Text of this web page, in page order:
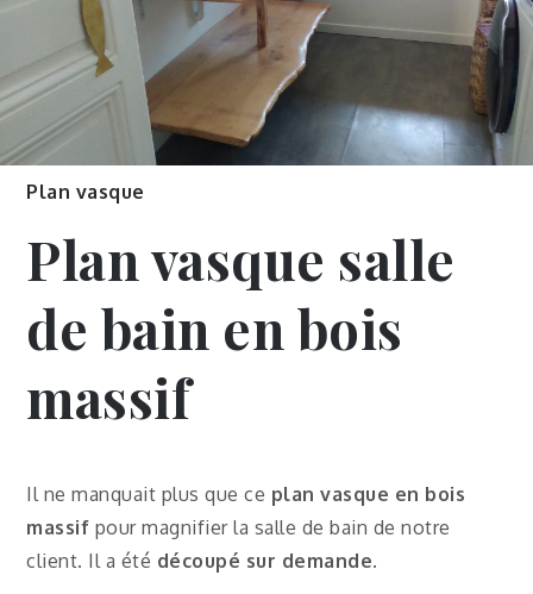
Plan vasque
Plan vasque salle
de bain en bois
massif
Il ne manquait plus que ce plan vasque en bois
massif pour magnifier la salle de bain de notre
client. Il a été découpé sur demande.